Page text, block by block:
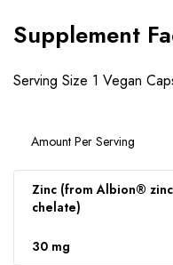
Supplement
Serving Size 1 Vegan
Amount Per Serving
Zinc (from Albion®
chelate)
30 mg